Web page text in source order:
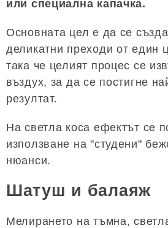
или специална капачка.
Основната цел е да се
деликатни преходи от един
така че целият процес се
въздух, за да се постигне
резултат.
На светла коса ефектът се
използване на "студени"
нюанси.
Шатуш и балаяж
Мелирането на тъмна,